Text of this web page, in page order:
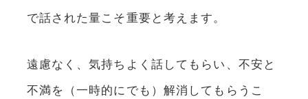
で話された量こそ重要と考えます。
遠慮なく、気持ちよく話してもらい、不安と
不満を（一時的にでも）解消してもらうこ